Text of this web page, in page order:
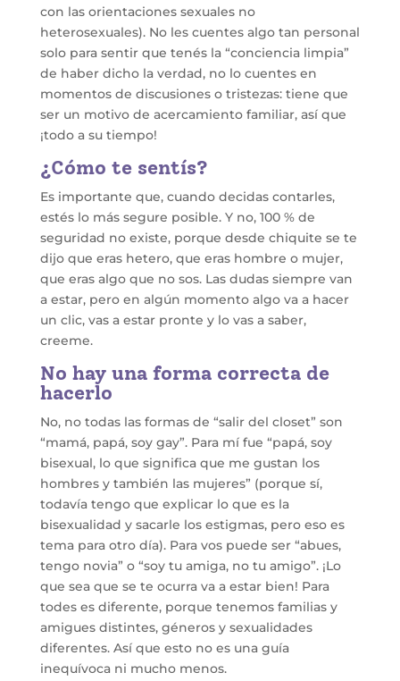
con las orientaciones sexuales no
heterosexuales). No les cuentes algo tan personal
solo para sentir que tenés la “conciencia limpia”
de haber dicho la verdad, no lo cuentes en
momentos de discusiones o tristezas: tiene que
ser un motivo de acercamiento familiar, así que
¡todo a su tiempo!
¿Cómo te sentís?
Es importante que, cuando decidas contarles,
estés lo más segure posible. Y no, 100 % de
seguridad no existe, porque desde chiquite se te
dijo que eras hetero, que eras hombre o mujer,
que eras algo que no sos. Las dudas siempre van
a estar, pero en algún momento algo va a hacer
un clic, vas a estar pronte y lo vas a saber,
creeme.
No hay una forma correcta de
hacerlo
No, no todas las formas de “salir del closet” son
“mamá, papá, soy gay”. Para mí fue “papá, soy
bisexual, lo que significa que me gustan los
hombres y también las mujeres” (porque sí,
todavía tengo que explicar lo que es la
bisexualidad y sacarle los estigmas, pero eso es
tema para otro día). Para vos puede ser “abues,
tengo novia” o “soy tu amiga, no tu amigo”. ¡Lo
que sea que se te ocurra va a estar bien! Para
todes es diferente, porque tenemos familias y
amigues distintes, géneros y sexualidades
diferentes. Así que esto no es una guía
inequívoca ni mucho menos.